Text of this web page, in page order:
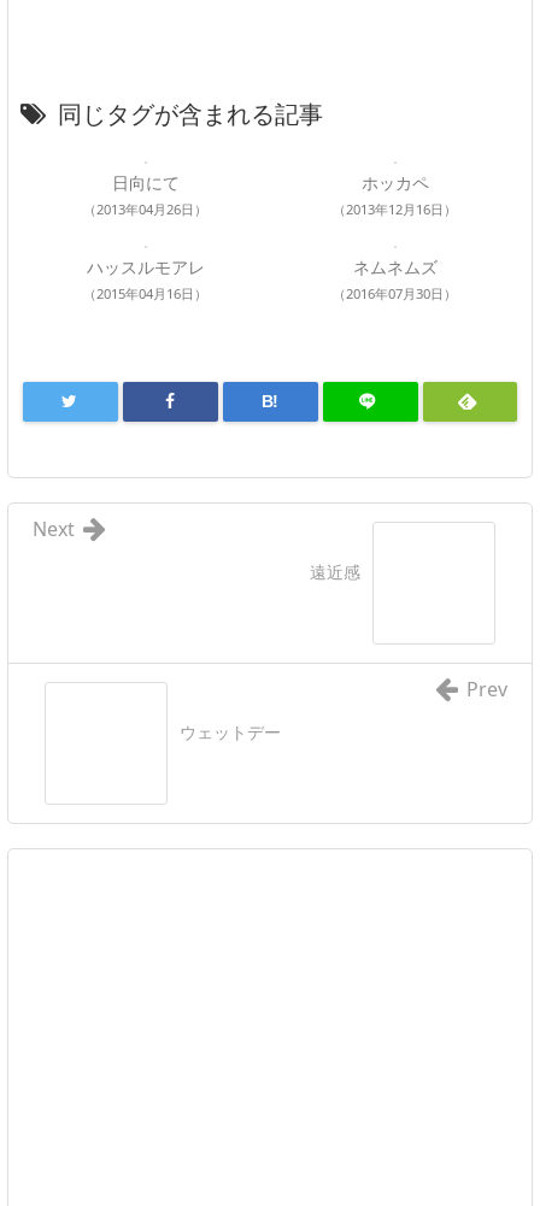
同じタグが含まれる記事
日向にて
（2013年04月26日）
ホッカペ
（2013年12月16日）
ハッスルモアレ
（2015年04月16日）
ネムネムズ
（2016年07月30日）
B!
遠近感
Next
ウェットデー
Prev